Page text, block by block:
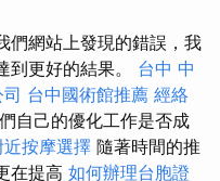
們網站上發現的錯誤，我
到更好的結果。 台中 中
台中國術館推薦 經絡
自己的優化工作是否成
近按摩選擇 隨著時間的推
在提高 如何辦理台胞證